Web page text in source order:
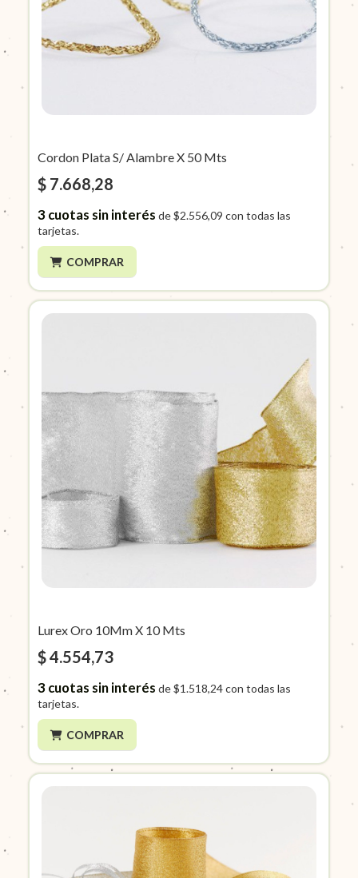
Cordon Plata S/ Alambre X 50 Mts
$ 7.668,28
3cuotas sin interés de$2.556,09 con todas las
tarjetas.
COMPRAR
Lurex Oro 10Mm X 10 Mts
$ 4.554,73
3cuotas sin interés de$1.518,24con todas las
tarjetas.
COMPRAR